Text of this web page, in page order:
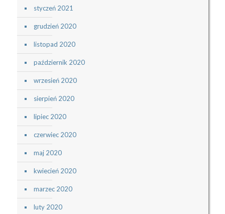
styczeń 2021
grudzień 2020
listopad 2020
październik 2020
wrzesień 2020
sierpień 2020
lipiec 2020
czerwiec 2020
maj 2020
kwiecień 2020
marzec 2020
luty 2020